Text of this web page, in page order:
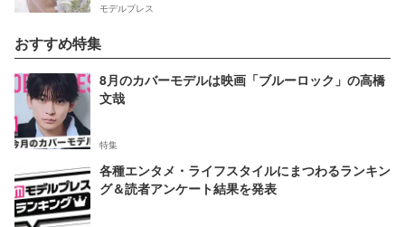
モデルプレス
おすすめ特集
8月のカバーモデルは映画「ブルーロック」の高橋
文哉
特集
各種エンタメ・ライフスタイルにまつわるランキン
グ＆読者アンケート結果を発表